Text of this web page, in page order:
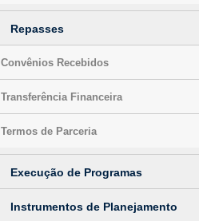
Repasses
Convênios Recebidos
Transferência Financeira
Termos de Parceria
Execução de Programas
Instrumentos de Planejamento